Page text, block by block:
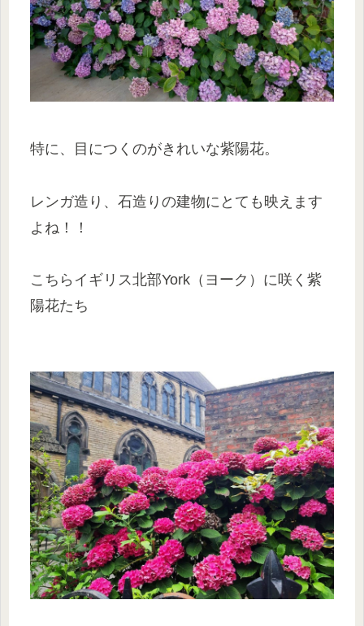
特に、目につくのがきれいな紫陽花。
レンガ造り、石造りの建物にとても映えます
よね！！
こちらイギリス北部York（ヨーク）に咲く紫
陽花たち